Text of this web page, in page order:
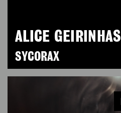
ALICE GEIRINHAS
SYCORAX